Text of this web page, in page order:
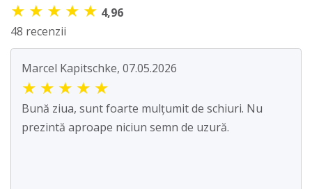
★ ★ ★ ★ ★ 4,96
48 recenzii
Marcel Kapitschke, 07.05.2026
★ ★ ★ ★ ★
Bună ziua, sunt foarte mulțumit de schiuri. Nu
prezintă aproape niciun semn de uzură.